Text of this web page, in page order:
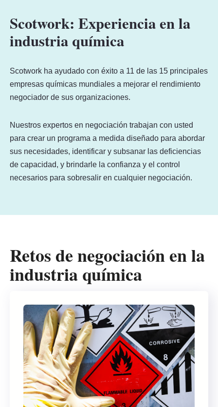
Scotwork: Experiencia en la
industria química
Scotwork ha ayudado con éxito a 11 de las 15 principales
empresas químicas mundiales a mejorar el rendimiento
negociador de sus organizaciones.
Nuestros expertos en negociación trabajan con usted
para crear un programa a medida diseñado para abordar
sus necesidades, identificar y subsanar las deficiencias
de capacidad, y brindarle la confianza y el control
necesarios para sobresalir en cualquier negociación.
Retos de negociación en la
industria química